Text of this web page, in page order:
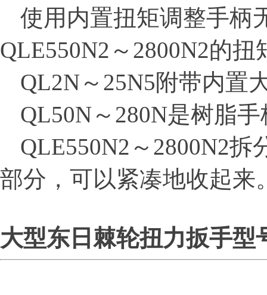
使用内置扭矩调整手柄
QLE550N2～2800N2的扭
QL2N～25N5附带内置
QL50N～280N是树脂
QLE550N2～2800N2拆
部分，可以紧凑地收起来
大型东日棘轮扭力扳手型